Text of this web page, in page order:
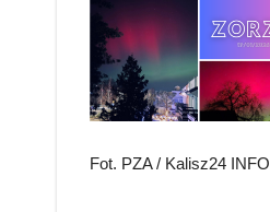
Fot. PZA / Kalisz24 INFO